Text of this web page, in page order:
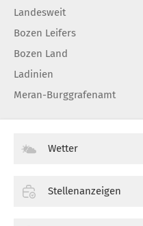
Landesweit
Bozen Leifers
Bozen Land
Ladinien
Meran-Burggrafenamt
Wetter
Stellenanzeigen